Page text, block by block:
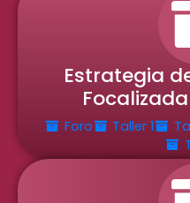
Estrategia
Foro Taller 1